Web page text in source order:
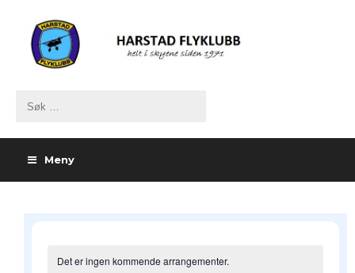
Meny
Det er ingen kommende arrangementer.